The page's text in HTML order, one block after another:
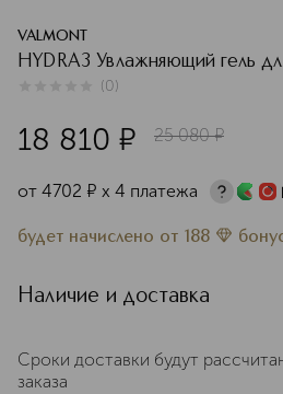
VALMONT
HYDRA3 Увлажняющий гель
(0)
18 810 ¤ 25 080 ¤
от 4702 ¤ х 4 платежа
будет начислено от 188
Наличие и доставка
Сроки доставки будут
заказа